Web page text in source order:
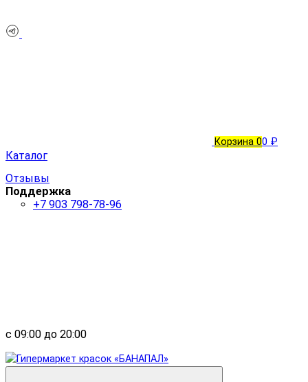
Корзина 00 ₽
Каталог
Отзывы
Поддержка
+7 903 798-78-96
с 09:00 до 20:00